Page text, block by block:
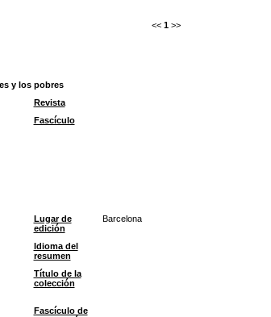
<< 1 >>
y los pobres
Revista
Fascículo
Lugar de
edición
Barcelona
Idioma del
resumen
Título de la
colección
Fascículo de